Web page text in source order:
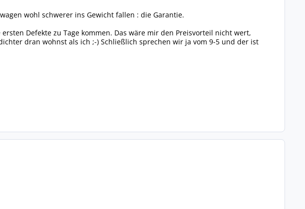
wohl schwerer ins Gewicht fallen : die Garantie.
Defekte zu Tage kommen. Das wäre mir den Preisvorteil nicht wert,
dran wohnst als ich ;-) Schließlich sprechen wir ja vom 9-5 und der ist